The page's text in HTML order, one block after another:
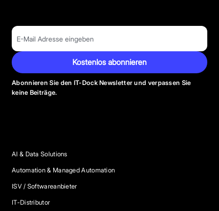
Kostenlos abonnieren
Abonnieren Sie den IT-Dock Newsletter und verpassen Sie
keine Beiträge.
AI & Data Solutions
Automation & Managed Automation
ISV / Softwareanbieter
IT-Distributor